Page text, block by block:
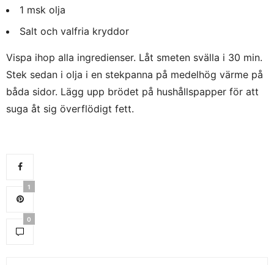
1 msk olja
Salt och valfria kryddor
Vispa ihop alla ingredienser. Låt smeten svälla i 30 min.
Stek sedan i olja i en stekpanna på medelhög värme på
båda sidor. Lägg upp brödet på hushållspapper för att
suga åt sig överflödigt fett.
1
0